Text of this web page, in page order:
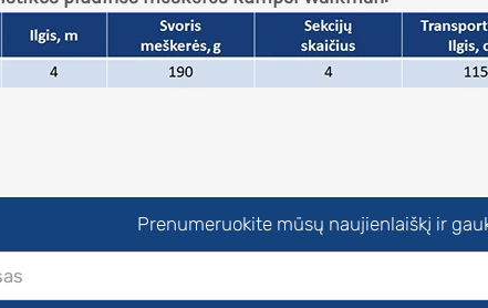
Prenumeruokite mūsų naujienlaiškį ir